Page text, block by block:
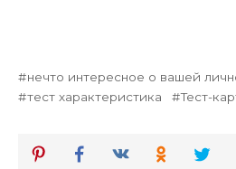
нечто интересное о вашей
тест характеристика
Тест-